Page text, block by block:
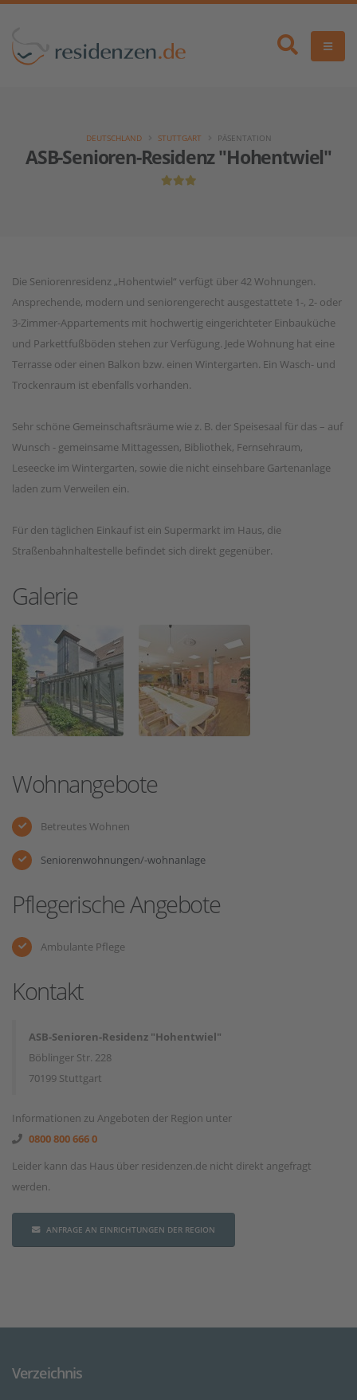
ASB-Senioren-Residenz "Hohentwiel"
DEUTSCHLAND STUTTGART PÄSENTATION
Die Seniorenresidenz „Hohentwiel“ verfügt über 42 Wohnungen.
Ansprechende, modern und seniorengerecht ausgestattete 1-, 2- oder
3-Zimmer-Appartements mit hochwertig eingerichteter Einbauküche
und Parkettfußböden stehen zur Verfügung. Jede Wohnung hat eine
Terrasse oder einen Balkon bzw. einen Wintergarten. Ein Wasch- und
Trockenraum ist ebenfalls vorhanden.
Sehr schöne Gemeinschaftsräume wie z. B. der Speisesaal für das – auf
Wunsch - gemeinsame Mittagessen, Bibliothek, Fernsehraum,
Leseecke im Wintergarten, sowie die nicht einsehbare Gartenanlage
laden zum Verweilen ein.
Für den täglichen Einkauf ist ein Supermarkt im Haus, die
Straßenbahnhaltestelle befindet sich direkt gegenüber.
Galerie
Wohnangebote
Betreutes Wohnen
Seniorenwohnungen/-wohnanlage
Pflegerische Angebote
Ambulante Pflege
Kontakt
ASB-Senioren-Residenz "Hohentwiel"
Böblinger Str. 228
70199 Stuttgart
Informationen zu Angeboten der Region unter
0800 800 666 0
Leider kann das Haus über residenzen.de nicht direkt angefragt
werden.
ANFRAGE AN EINRICHTUNGEN DER REGION
Verzeichnis